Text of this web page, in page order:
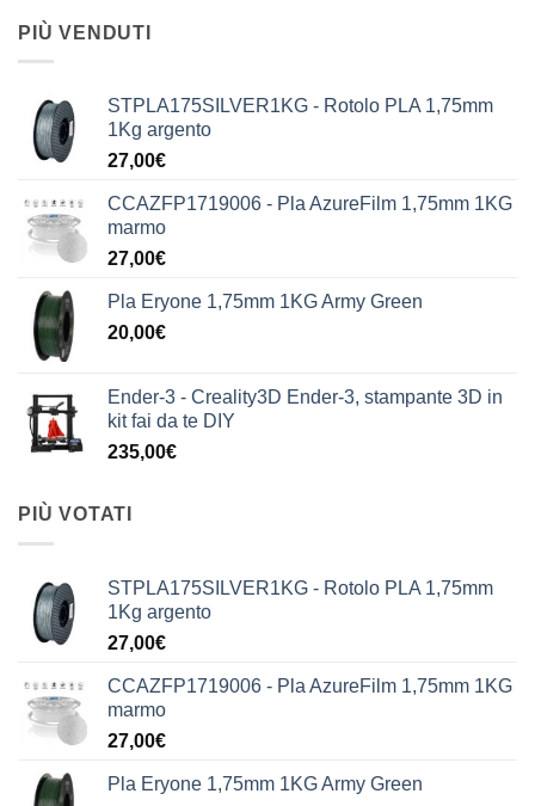
PIÙ VENDUTI
STPLA175SILVER1KG - Rotolo PLA 1,75mm
1Kg argento
27,00€
CCAZFP1719006 - Pla AzureFilm 1,75mm 1KG
marmo
27,00€
Pla Eryone 1,75mm 1KG Army Green
20,00€
Ender-3 - Creality3D Ender-3, stampante 3D in
kit fai da te DIY
235,00€
PIÙ VOTATI
STPLA175SILVER1KG - Rotolo PLA 1,75mm
1Kg argento
27,00€
CCAZFP1719006 - Pla AzureFilm 1,75mm 1KG
marmo
27,00€
Pla Eryone 1,75mm 1KG Army Green